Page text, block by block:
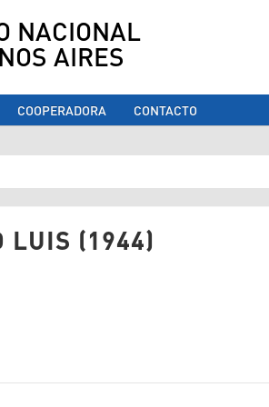
NACIONAL
AIRES
COOPERADORA CONTACTO
aquí
LUIS (1944)